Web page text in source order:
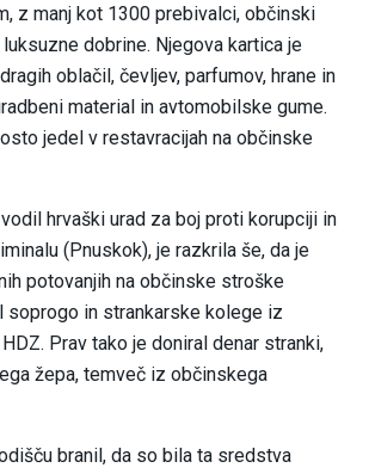
z manj kot 1300 prebivalci, občinski
dobrine. Njegova kartica je
oblačil, čevljev, parfumov, hrane in
material in avtomobilske gume.
jedel v restavracijah na občinske
hrvaški urad za boj proti korupciji in
(Pnuskok), je razkrila še, da je
potovanjih na občinske stroške
soprogo in strankarske kolege iz
Prav tako je doniral denar stranki,
žepa, temveč iz občinskega
branil, da so bila ta sredstva